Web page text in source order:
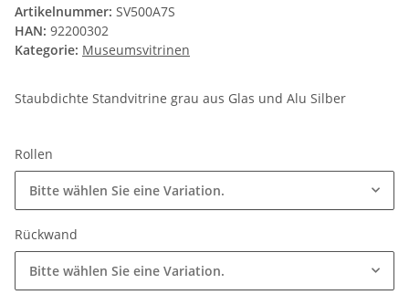
Artikelnummer: SV500A7S
HAN: 92200302
Kategorie: Museumsvitrinen
Staubdichte Standvitrine grau aus Glas und Alu Silber
Rollen
Bitte wählen Sie eine Variation.
Rückwand
Bitte wählen Sie eine Variation.